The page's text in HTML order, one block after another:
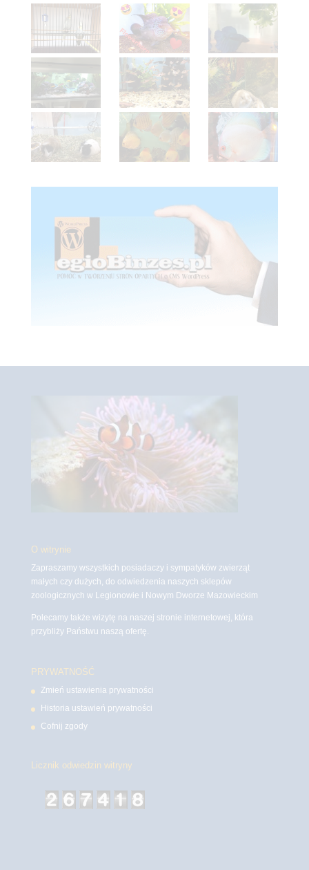
O witrynie
Zapraszamy wszystkich posiadaczy i sympatyków zwierząt
małych czy dużych, do odwiedzenia naszych sklepów
zoologicznych w Legionowie i Nowym Dworze Mazowieckim
Polecamy także wizytę na naszej stronie internetowej, która
przybliży Państwu naszą ofertę.
PRYWATNOŚĆ
Zmień ustawienia prywatności
Historia ustawień prywatności
Cofnij zgody
Licznik odwiedzin witryny